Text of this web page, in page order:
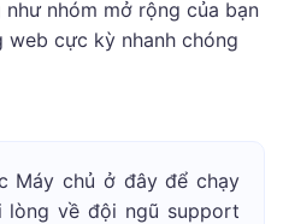
nhóm mở rộng của bạn
web cực kỳ nhanh chóng
Máy chủ ở đây để chạy
lòng về đội ngũ support